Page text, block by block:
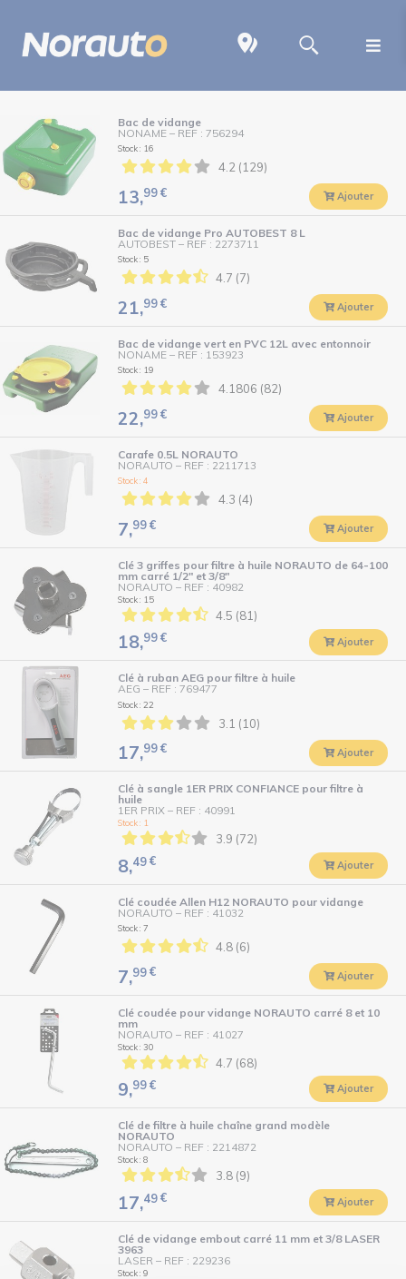
Bac de vidange
NONAME – REF : 756294
Stock : 16
4.2 (129)
13,99€ Ajouter
Bac de vidange Pro AUTOBEST 8 L
AUTOBEST – REF : 2273711
Stock : 5
4.7 (7)
21,99€ Ajouter
Bac de vidange vert en PVC 12L avec entonnoir
NONAME – REF : 153923
Stock : 19
4.1806 (82)
22,99€ Ajouter
Carafe 0.5L NORAUTO
NORAUTO – REF : 2211713
Stock : 4
4.3 (4)
7,99€ Ajouter
Clé 3 griffes pour filtre à huile NORAUTO de 64-100
mm carré 1/2" et 3/8"
NORAUTO – REF : 40982
Stock : 15
4.5 (81)
18,99€ Ajouter
Clé à ruban AEG pour filtre à huile
AEG – REF : 769477
Stock : 22
3.1 (10)
17,99€ Ajouter
Clé à sangle 1ER PRIX CONFIANCE pour filtre à
huile
1ER PRIX – REF : 40991
Stock : 1
3.9 (72)
8,49€ Ajouter
Clé coudée Allen H12 NORAUTO pour vidange
NORAUTO – REF : 41032
Stock : 7
4.8 (6)
7,99€ Ajouter
Clé coudée pour vidange NORAUTO carré 8 et 10
mm
NORAUTO – REF : 41027
Stock : 30
4.7 (68)
9,99€ Ajouter
Clé de filtre à huile chaîne grand modèle
NORAUTO
NORAUTO – REF : 2214872
Stock : 8
3.8 (9)
17,49€ Ajouter
Clé de vidange embout carré 11 mm et 3/8 LASER
3963
LASER – REF : 229236
Stock : 9